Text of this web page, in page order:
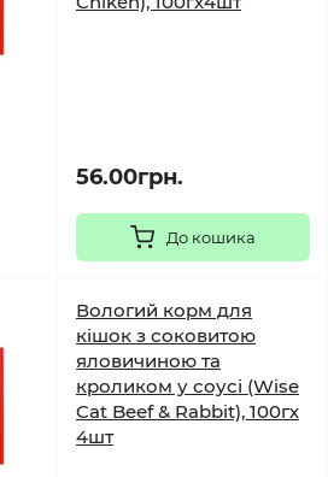
56.00грн.
До кошика
Вологий корм для
кішок з соковитою
яловичиною та
кроликом у соусі (Wise
Cat Beef & Rabbit), 100гх
4шт